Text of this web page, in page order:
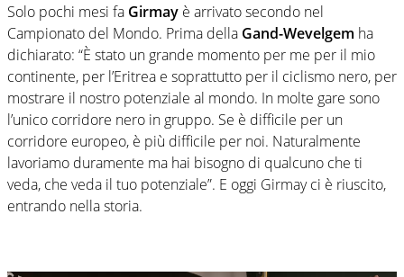
Solo pochi mesi fa Girmay è arrivato secondo nel
Campionato del Mondo. Prima della Gand-Wevelgem ha
dichiarato: “È stato un grande momento per me per il mio
continente, per l’Eritrea e soprattutto per il ciclismo nero, per
mostrare il nostro potenziale al mondo. In molte gare sono
l’unico corridore nero in gruppo. Se è difficile per un
corridore europeo, è più difficile per noi. Naturalmente
lavoriamo duramente ma hai bisogno di qualcuno che ti
veda, che veda il tuo potenziale”. E oggi Girmay ci è riuscito,
entrando nella storia.